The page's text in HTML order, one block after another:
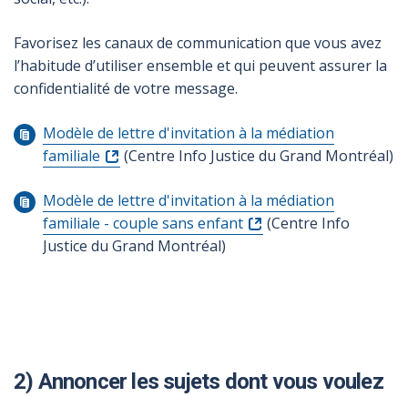
Favorisez les canaux de communication que vous avez
l’habitude d’utiliser ensemble et qui peuvent assurer la
confidentialité de votre message.
Modèle de lettre d'invitation à la médiation
familiale
(Centre Info Justice du Grand Montréal)
Modèle de lettre d'invitation à la médiation
familiale - couple sans enfant
(Centre Info
Justice du Grand Montréal)
2) Annoncer les sujets dont vous voulez